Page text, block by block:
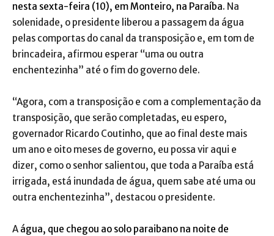
nesta sexta-feira (10), em Monteiro, na Paraíba. Na
solenidade, o presidente liberou a passagem da água
pelas comportas do canal da transposição e, em tom de
brincadeira, afirmou esperar “uma ou outra
enchentezinha” até o fim do governo dele.
“Agora, com a transposição e com a complementação da
transposição, que serão completadas, eu espero,
governador Ricardo Coutinho, que ao final deste mais
um ano e oito meses de governo, eu possa vir aqui e
dizer, como o senhor salientou, que toda a Paraíba está
irrigada, está inundada de água, quem sabe até uma ou
outra enchentezinha”, destacou o presidente.
A água, que chegou ao solo paraibano na noite de